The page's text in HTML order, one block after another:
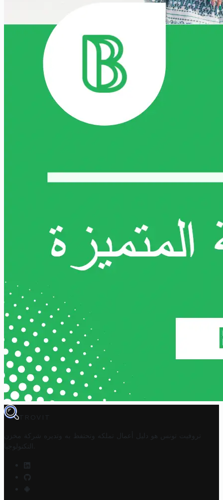
TROVIT
تروفيت تونس هو دليل أعمال تملكه وتحتفظ به وتديره
شركة مخزن
التكنولوجيا